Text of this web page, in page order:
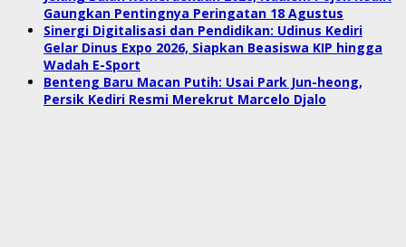
Gaungkan Pentingnya Peringatan 18 Agustus
Sinergi Digitalisasi dan Pendidikan: Udinus Kediri
Gelar Dinus Expo 2026, Siapkan Beasiswa KIP hingga
Wadah E-Sport
Benteng Baru Macan Putih: Usai Park Jun-heong,
Persik Kediri Resmi Merekrut Marcelo Djalo